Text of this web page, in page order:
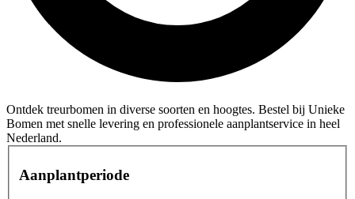
Ontdek treurbomen in diverse soorten en hoogtes. Bestel bij Unieke
Bomen met snelle levering en professionele aanplantservice in heel
Nederland.
Aanplantperiode